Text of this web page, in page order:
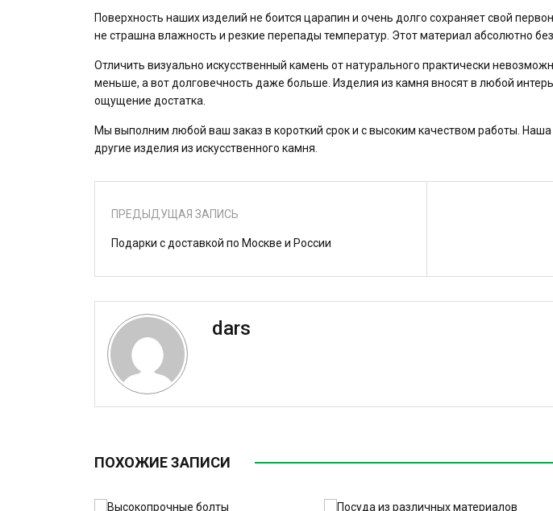
Поверхность наших изделий не боится царапин и очень долго сохраняет свой
не страшна влажность и резкие перепады температур. Этот материал абсолютно
Отличить визуально искусственный камень от натурального практически
меньше, а вот долговечность даже больше. Изделия из камня вносят в любой
ощущение достатка.
Мы выполним любой ваш заказ в короткий срок и с высоким качеством работы.
другие изделия из искусственного камня.
ПРЕДЫДУЩАЯ ЗАПИСЬ
Подарки с доставкой по Москве и России
dars
ПОХОЖИЕ ЗАПИСИ